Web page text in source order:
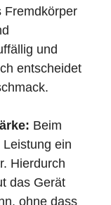
Fremdkörper
und
entscheidet
Beim
ein
Hierdurch
das Gerät
ohne dass